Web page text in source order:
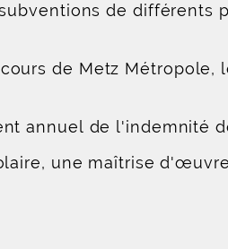
de différents
de Metz
annuel de l'indemnité
une maîtrise